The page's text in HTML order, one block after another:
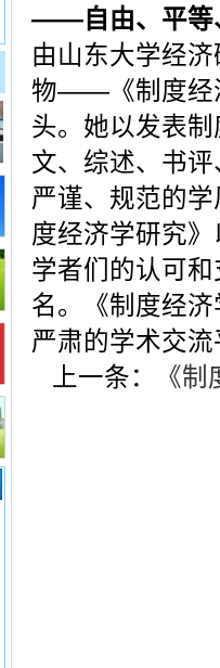
――自由、平等
由山东大学经
物――《制度经
头。她以发表
文、综述、书
严谨、规范的
度经济学研究
学者们的认可
名。《制度经
严肃的学术交
上一条：
《